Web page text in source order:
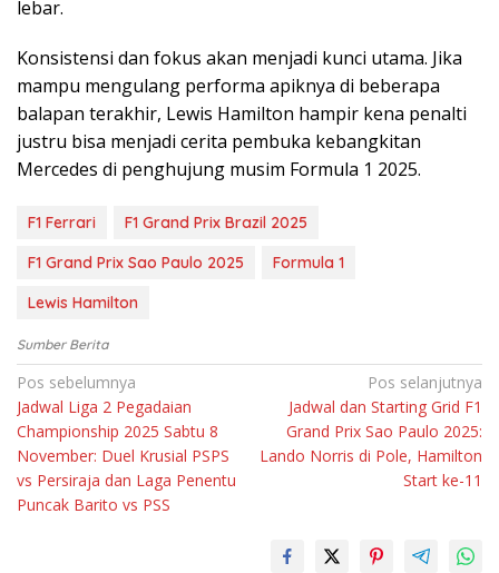
lebar.
Konsistensi dan fokus akan menjadi kunci utama. Jika
mampu mengulang performa apiknya di beberapa
balapan terakhir, Lewis Hamilton hampir kena penalti
justru bisa menjadi cerita pembuka kebangkitan
Mercedes di penghujung musim Formula 1 2025.
F1 Ferrari
F1 Grand Prix Brazil 2025
F1 Grand Prix Sao Paulo 2025
Formula 1
Lewis Hamilton
Sumber Berita
Navigasi
pos
Pos sebelumnya
Jadwal Liga 2 Pegadaian
Championship 2025 Sabtu 8
November: Duel Krusial PSPS
vs Persiraja dan Laga Penentu
Puncak Barito vs PSS
Pos selanjutnya
Jadwal dan Starting Grid F1
Grand Prix Sao Paulo 2025:
Lando Norris di Pole, Hamilton
Start ke-11